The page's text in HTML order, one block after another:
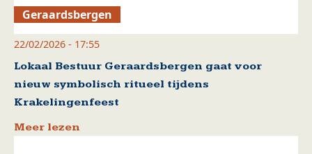
Geraardsbergen
22/02/2026 - 17:55
Lokaal Bestuur Geraardsbergen gaat voor
nieuw symbolisch ritueel tijdens
Krakelingenfeest
Meer lezen